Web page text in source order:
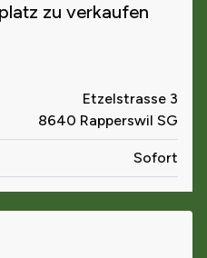
zu verkaufen
Etzelstrasse 3
8640 Rapperswil SG
Sofort